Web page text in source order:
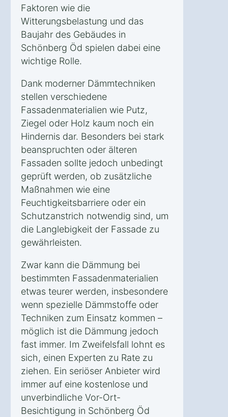
Faktoren wie die
Witterungsbelastung und das
Baujahr des Gebäudes in
Schönberg Öd spielen dabei eine
wichtige Rolle.
Dank moderner Dämmtechniken
stellen verschiedene
Fassadenmaterialien wie Putz,
Ziegel oder Holz kaum noch ein
Hindernis dar. Besonders bei stark
beanspruchten oder älteren
Fassaden sollte jedoch unbedingt
geprüft werden, ob zusätzliche
Maßnahmen wie eine
Feuchtigkeitsbarriere oder ein
Schutzanstrich notwendig sind, um
die Langlebigkeit der Fassade zu
gewährleisten.
Zwar kann die Dämmung bei
bestimmten Fassadenmaterialien
etwas teurer werden, insbesondere
wenn spezielle Dämmstoffe oder
Techniken zum Einsatz kommen –
möglich ist die Dämmung jedoch
fast immer. Im Zweifelsfall lohnt es
sich, einen Experten zu Rate zu
ziehen. Ein seriöser Anbieter wird
immer auf eine kostenlose und
unverbindliche Vor-Ort-
Besichtigung in Schönberg Öd